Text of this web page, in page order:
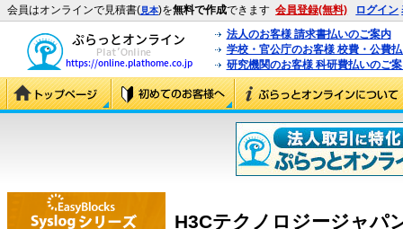
会員はオンラインで見積書(見本)を無料で作成できます 会員登録(無料) ログイン
法人のお客様 請求書払いのご案内
学校・官公庁のお客様 校費・公費
研究機関のお客様 科研費払いのご
H3Cテクノロジージャパ